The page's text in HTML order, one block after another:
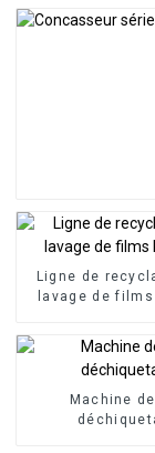
Ligne de
lavage de films
Machine